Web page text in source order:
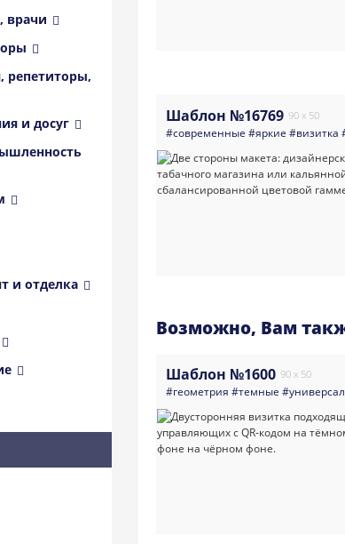
врачи
репетиторы,
и досуг
и отделка
Шаблон №16769 90 x 50
#современные #яркие #визитка
Возможно, Вам
Шаблон №1600 90 x 50
#геометрия #темные